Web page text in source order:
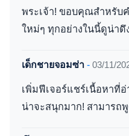
พระเจ้า! ขอบคุณสำหรับ
ใหม่ๆ ทุกอย่างในนี้ดูน่าดึ
เด็กชายจอมซ่า - 03/11/
เพิ่มฟีเจอร์แชร์เนื้อหาที่
น่าจะสนุกมาก! สามารถ